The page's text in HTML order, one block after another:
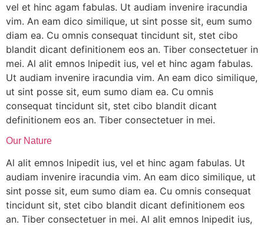
vel et hinc agam fabulas. Ut audiam invenire iracundia
vim. An eam dico similique, ut sint posse sit, eum sumo
diam ea. Cu omnis consequat tincidunt sit, stet cibo
blandit dicant definitionem eos an. Tiber consectetuer in
mei. Al alit emnos lnipedit ius, vel et hinc agam fabulas.
Ut audiam invenire iracundia vim. An eam dico similique,
ut sint posse sit, eum sumo diam ea. Cu omnis
consequat tincidunt sit, stet cibo blandit dicant
definitionem eos an. Tiber consectetuer in mei.
Our Nature
Al alit emnos lnipedit ius, vel et hinc agam fabulas. Ut
audiam invenire iracundia vim. An eam dico similique, ut
sint posse sit, eum sumo diam ea. Cu omnis consequat
tincidunt sit, stet cibo blandit dicant definitionem eos
an. Tiber consectetuer in mei. Al alit emnos lnipedit ius,